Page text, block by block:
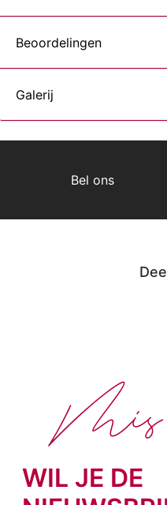
Beoordelingen
Galerij
Bel ons
WIL JE DE
Mis